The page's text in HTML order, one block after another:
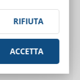
RIFIUTA
ACCETTA